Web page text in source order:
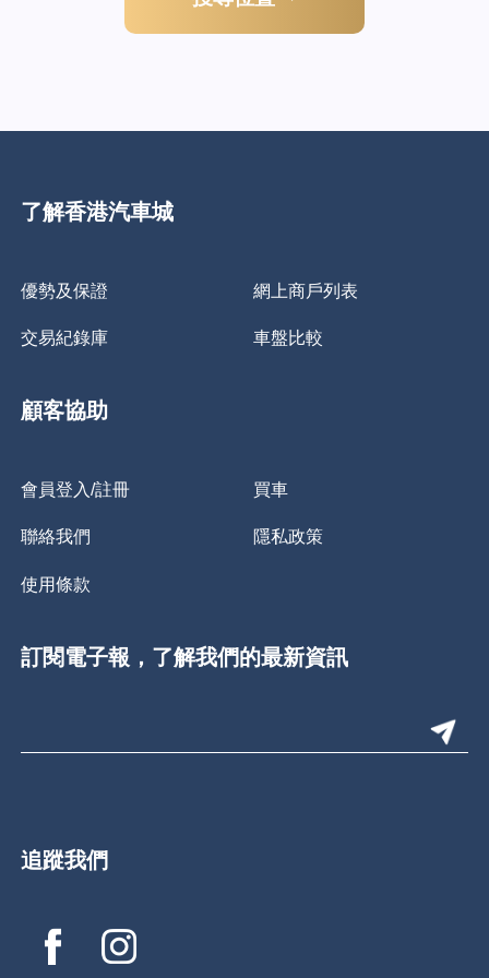
了解香港汽車城
優勢及保證 網上商戶列表
交易紀錄庫 車盤比較
顧客協助
會員登入/註冊 買車
聯絡我們 隱私政策
使用條款
訂閱電子報，了解我們的最新資訊
追蹤我們